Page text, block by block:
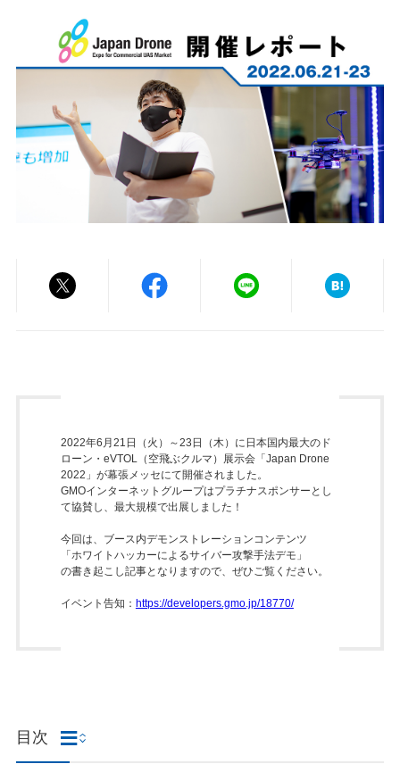
2022年6月21日（火）～23日（木）に日本国内最大のド
ローン・eVTOL（空飛ぶクルマ）展示会「Japan Drone
2022」が幕張メッセにて開催されました。
GMOインターネットグループはプラチナスポンサーとし
て協賛し、最大規模で出展しました！
今回は、ブース内デモンストレーションコンテンツ
「ホワイトハッカーによるサイバー攻撃手法デモ」
の書き起こし記事となりますので、ぜひご覧ください。
イベント告知： https://developers.gmo.jp/18770/
目次